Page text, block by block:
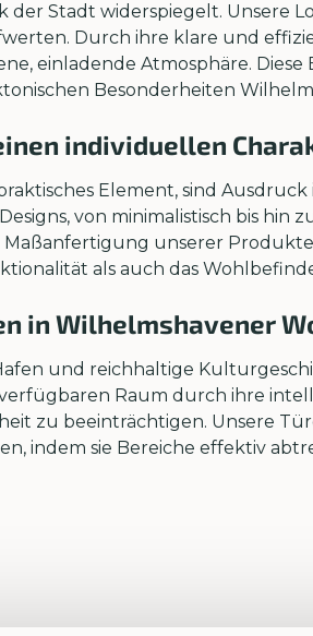
der Stadt widerspiegelt.
Durch ihre klare und
einladende Atmosphäre.
Besonderheiten
individuellen
Element, sind
von minimalistisch bis
unserer
als auch das
in Wilhelmshavener
und reichhaltige
Raum durch ihre
zu beeinträchtigen. Unsere
indem sie Bereiche effektiv